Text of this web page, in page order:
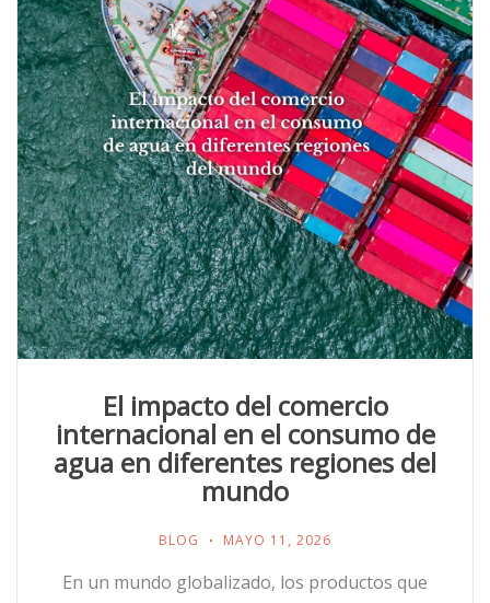
El impacto del comercio
internacional en el consumo de
agua en diferentes regiones del
mundo
BLOG MAYO 11, 2026
En un mundo globalizado, los productos que